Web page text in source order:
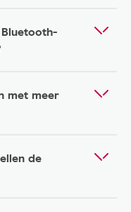
met meer
de